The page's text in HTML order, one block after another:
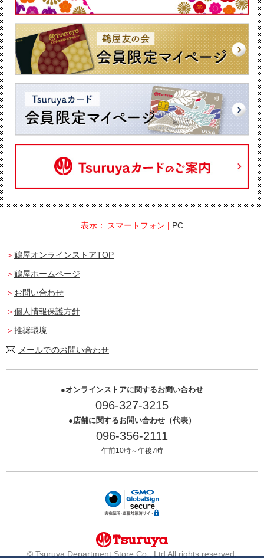
表示： スマートフォン | PC
鶴屋オンラインストアTOP
鶴屋ホームページ
お問い合わせ
個人情報保護方針
推奨環境
メールでのお問い合わせ
オンラインストアに関するお問い合わせ
096-327-3215
店舗に関するお問い合わせ（代表）
096-356-2111
午前10時～午後7時
© Tsuruya Department Store Co., Ltd All rights reserved.